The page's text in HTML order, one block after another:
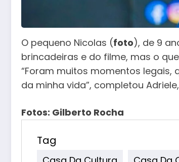
O pequeno Nicolas (foto), de 9
brincadeiras e do filme, mas o
“Foram muitos momentos legais,
da minha vida”, completou Adriele,
Fotos: Gilberto Rocha
Tag